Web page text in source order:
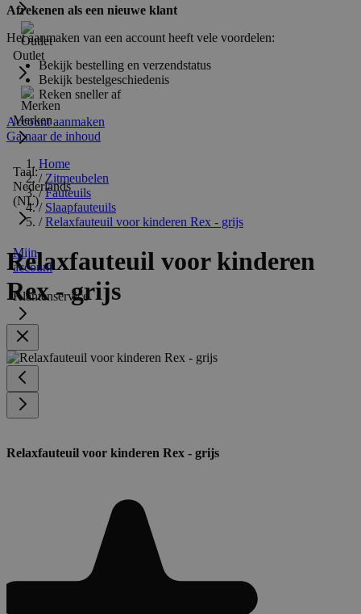
Outlet
Merken
Taal:
Nederlands
(NL)
Mijn
account
Klantenservice
Afrekenen als een nieuwe klant
Het aanmaken van een account heeft vele voordelen:
Bekijk bestelling en verzendstatus
Bekijk bestelgeschiedenis
Reken sneller af
Account aanmaken
Ga naar de inhoud
Home
/ Zitmeubelen
/ Fauteuils
/ Slaapfauteuils
/ Relaxfauteuil voor kinderen Rex - grijs
Relaxfauteuil voor kinderen
Rex - grijs
Relaxfauteuil voor kinderen Rex - grijs